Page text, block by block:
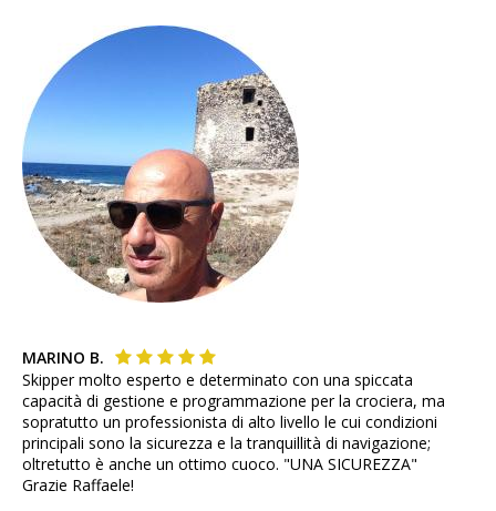
MARINO B.
Skipper molto esperto e determinato con una spiccata
capacità di gestione e programmazione per la crociera, ma
sopratutto un professionista di alto livello le cui condizioni
principali sono la sicurezza e la tranquillità di navigazione;
oltretutto è anche un ottimo cuoco. "UNA SICUREZZA"
Grazie Raffaele!